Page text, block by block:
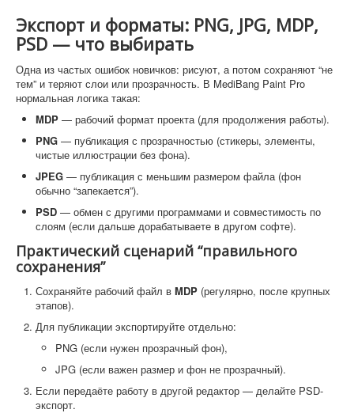
Экспорт и форматы: PNG, JPG, MDP,
PSD — что выбирать
Одна из частых ошибок новичков: рисуют, а потом сохраняют “не
тем” и теряют слои или прозрачность. В MediBang Paint Pro
нормальная логика такая:
MDP — рабочий формат проекта (для продолжения работы).
PNG — публикация с прозрачностью (стикеры, элементы,
чистые иллюстрации без фона).
JPEG — публикация с меньшим размером файла (фон
обычно “запекается”).
PSD — обмен с другими программами и совместимость по
слоям (если дальше дорабатываете в другом софте).
Практический сценарий “правильного
сохранения”
Сохраняйте рабочий файл в MDP (регулярно, после крупных
этапов).
Для публикации экспортируйте отдельно:
PNG (если нужен прозрачный фон),
JPG (если важен размер и фон не прозрачный).
Если передаёте работу в другой редактор — делайте PSD-
экспорт.